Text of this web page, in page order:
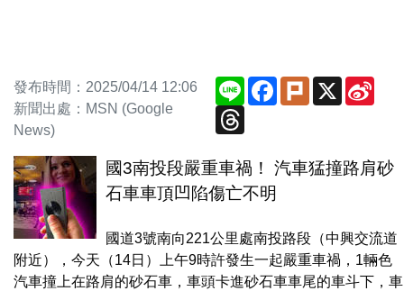
發布時間：2025/04/14 12:06
新聞出處：MSN (Google
News)
Line Facebook
PlurkX
Sina
Threads
國3南投段嚴重車禍！ 汽車猛撞路肩砂
石車車頂凹陷傷亡不明
國道3號南向221公里處南投路段（中興交流道
附近），今天（14日）上午9時許發生一起嚴重車禍，1輛色
汽車撞上在路肩的砂石車，車頭卡進砂石車車尾的車斗下，車